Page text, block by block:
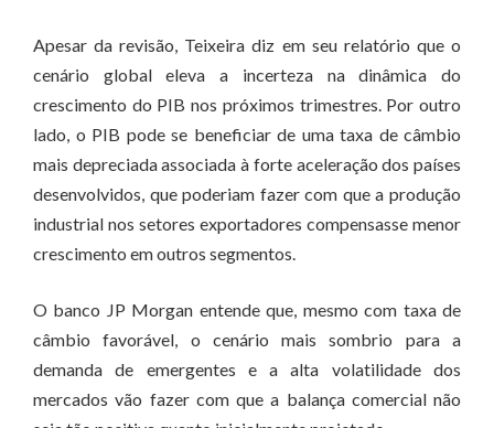
Apesar da revisão, Teixeira diz em seu relatório que o
cenário global eleva a incerteza na dinâmica do
crescimento do PIB nos próximos trimestres. Por outro
lado, o PIB pode se beneficiar de uma taxa de câmbio
mais depreciada associada à forte aceleração dos países
desenvolvidos, que poderiam fazer com que a produção
industrial nos setores exportadores compensasse menor
crescimento em outros segmentos.
O banco JP Morgan entende que, mesmo com taxa de
câmbio favorável, o cenário mais sombrio para a
demanda de emergentes e a alta volatilidade dos
mercados vão fazer com que a balança comercial não